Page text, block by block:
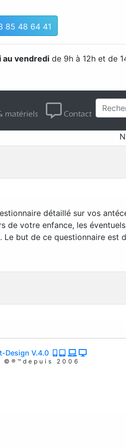
85 48 64 41
au vendredi de 9h à 12h et de
matériels Contact
détaillé sur vos
votre enfance, les
but de ce questionnaire est
Design V.4.0
©®™depuis 2006